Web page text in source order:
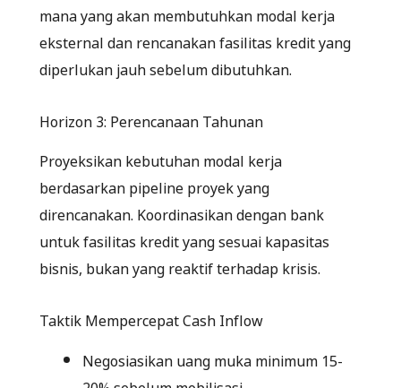
mana yang akan membutuhkan modal kerja
eksternal dan rencanakan fasilitas kredit yang
diperlukan jauh sebelum dibutuhkan.
Horizon 3: Perencanaan Tahunan
Proyeksikan kebutuhan modal kerja
berdasarkan pipeline proyek yang
direncanakan. Koordinasikan dengan bank
untuk fasilitas kredit yang sesuai kapasitas
bisnis, bukan yang reaktif terhadap krisis.
Taktik Mempercepat Cash Inflow
Negosiasikan uang muka minimum 15-